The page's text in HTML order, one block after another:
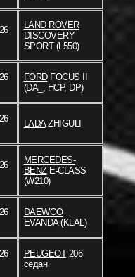
LAND ROVER
DISCOVERY
SPORT (L550)
FORDFOCUS II
(DA_, HCP, DP)
LADAZHIGULI
MERCEDES-
BENZE-CLASS
(W210)
DAEWOO
EVANDA (KLAL)
PEUGEOT206
седан